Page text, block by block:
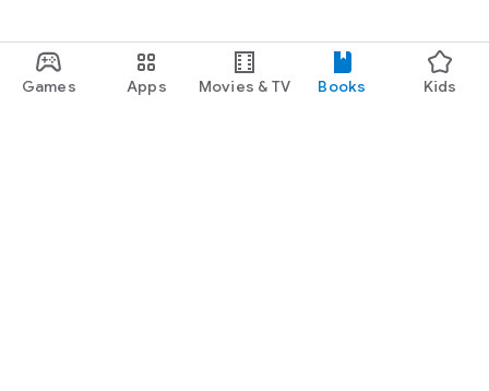
Games Apps Movies & TV Books Kids